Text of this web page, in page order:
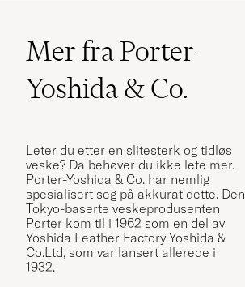
Mer fra Porter-
Yoshida & Co.
Leter du etter en slitesterk og tidløs
veske? Da behøver du ikke lete mer.
Porter-Yoshida & Co. har nemlig
spesialisert seg på akkurat dette. Den
Tokyo-baserte veskeprodusenten
Porter kom til i 1962 som en del av
Yoshida Leather Factory Yoshida &
Co.Ltd, som var lansert allerede i
1932.